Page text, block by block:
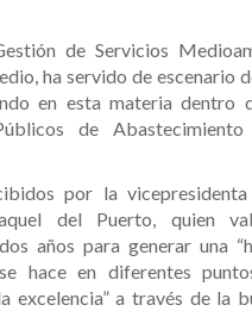
de Servicios
ha servido de escenario
en esta materia dentro
de Abastecimiento
por la
del Puerto, quien
años para generar una
hace en diferentes
excelencia” a través de la